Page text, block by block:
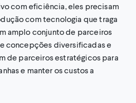
com eficiência, eles precisam
com tecnologia que traga
amplo conjunto de parceiros
concepções diversificadas e
de parceiros estratégicos para
e manter os custos a